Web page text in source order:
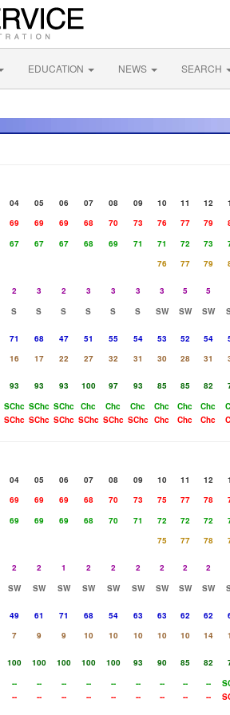
EDUCATION NEWS SEARCH
04 05 06 07 08 09 10 11 12
69 69 69 68 70 73 76 77 79
67 67 67 68 69 71 71 72 73
76 77 79
2 3 2 3 3 3 3 5 5
S S S S S S SW SW SW
71 68 47 51 55 54 53 52 54
16 17 22 27 32 31 30 28 31
93 93 93 100 97 93 85 85 82
SChc SChc SChc Chc Chc Chc Chc Chc Chc
SChc SChc SChc SChc SChc SChc Chc Chc Chc
04 05 06 07 08 09 10 11 12
69 69 69 68 70 73 75 77 78
69 69 69 68 70 71 72 72 72
75 77 78
2 2 1 2 2 2 2 2 2
SW SW SW SW SW SW SW SW SW
49 61 71 68 54 63 63 62 62
7 9 9 10 10 10 10 10 14
100 100 100 100 100 93 90 85 82
-- -- -- -- -- -- -- -- --
-- -- -- -- -- -- -- -- --